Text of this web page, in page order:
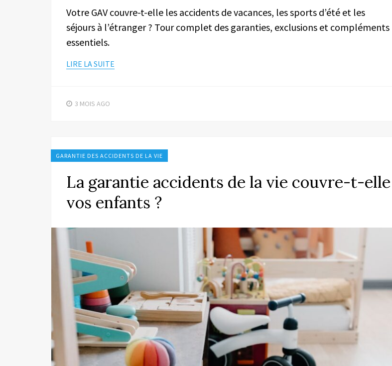
Votre GAV couvre-t-elle les accidents de vacances, les sports d’été et les
séjours à l’étranger ? Tour complet des garanties, exclusions et compléments
essentiels.
LIRE LA SUITE
3 MOIS AGO
GARANTIE DES ACCIDENTS DE LA VIE
La garantie accidents de la vie couvre-t-elle
vos enfants ?